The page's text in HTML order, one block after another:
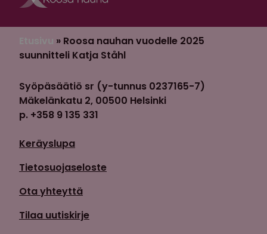
» Roosa nauhan vuodelle 2025
suunnitteli Katja Ståhl
Syöpäsäätiö sr (y-tunnus 0237165-7)
Mäkelänkatu 2, 00500 Helsinki
p. +358 9 135 331
Keräyslupa
Tietosuojaseloste
Ota yhteyttä
Tilaa uutiskirje